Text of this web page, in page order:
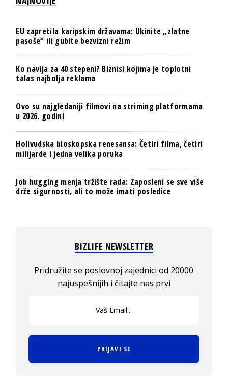
EU zapretila karipskim državama: Ukinite „zlatne
pasoše“ ili gubite bezvizni režim
Ko navija za 40 stepeni? Biznisi kojima je toplotni
talas najbolja reklama
Ovo su najgledaniji filmovi na striming platformama
u 2026. godini
Holivudska bioskopska renesansa: Četiri filma, četiri
milijarde i jedna velika poruka
Job hugging menja tržište rada: Zaposleni se sve više
drže sigurnosti, ali to može imati posledice
BIZLIFE NEWSLETTER
Pridružite se poslovnoj zajednici od 20000
najuspešnijih i čitajte nas prvi
PRIJAVI SE